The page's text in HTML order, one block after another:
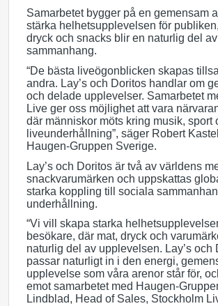
Samarbetet bygger på en gemensam
stärka helhetsupplevelsen för
dryck och snacks blir en naturlig del
sammanhang.
“De bästa liveögonblicken skapas
andra. Lay’s och Doritos handlar om
och delade upplevelser. Samarbetet
Live ger oss möjlighet att vara
där människor möts kring musik, sport
liveunderhållning”, säger Robert
Haugen-Gruppen Sverige.
Lay’s och Doritos är två av världens
snackvarumärken och uppskattas
starka koppling till sociala
underhållning.
“Vi vill skapa starka
besökare, där mat, dryck och
naturlig del av upplevelsen. Lay’s och
passar naturligt in i den energi,
upplevelse som våra arenor står för,
emot samarbetet med Haugen-
Lindblad, Head of Sales, Stockholm